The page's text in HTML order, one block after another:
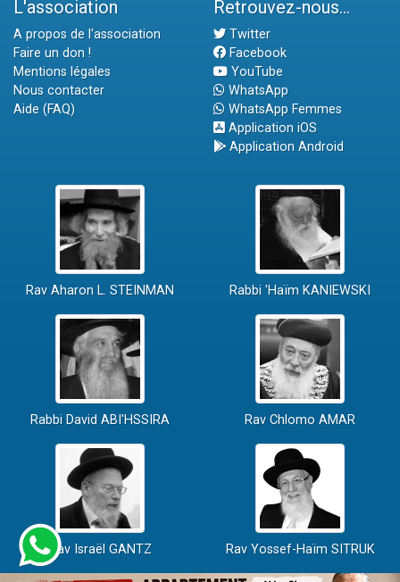
L'association
A propos de l'association
Faire un don !
Mentions légales
Nous contacter
Aide (FAQ)
Retrouvez-nous...
Twitter
Facebook
YouTube
WhatsApp
WhatsApp Femmes
Application iOS
Application Android
Rav Aharon L. STEINMAN Rabbi 'Haïm KANIEWSKI
Rabbi David ABI'HSSIRA Rav Chlomo AMAR
Rav Israël GANTZ Rav Yossef-Haïm SITRUK